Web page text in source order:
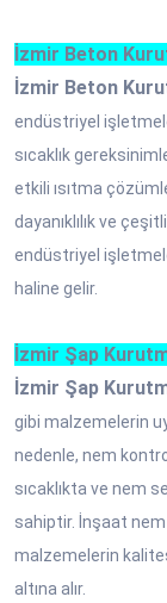
İzmir Beton
İzmir Beton
endüstriyel
sıcaklık
etkili ısıtma
dayanıklılık ve
endüstriyel
haline gelir.
İzmir Şap
İzmir Şap
gibi malzemelerin
nedenle, nem
sıcaklıkta ve nem
sahiptir. İnşaat
malzemelerin
altına alır.